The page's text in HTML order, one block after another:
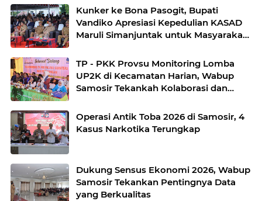
Kecamatan Simanindo
Kunker ke Bona Pasogit, Bupati
Vandiko Apresiasi Kepedulian KASAD
Maruli Simanjuntak untuk Masyarakat
TP - PKK Provsu Monitoring Lomba
UP2K di Kecamatan Harian, Wabup
Samosir Tekankah Kolaborasi dan
Produk Unggulan UP2K PKK
Operasi Antik Toba 2026 di Samosir, 4
Kasus Narkotika Terungkap
Dukung Sensus Ekonomi 2026, Wabup
Samosir Tekankan Pentingnya Data
yang Berkualitas